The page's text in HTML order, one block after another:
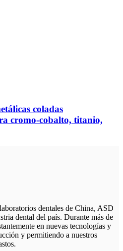
coladas
cromo-cobalto, titanio,
dentales de China, ASD
dental del país. Durante más de
en nuevas tecnologías y
y permitiendo a nuestros